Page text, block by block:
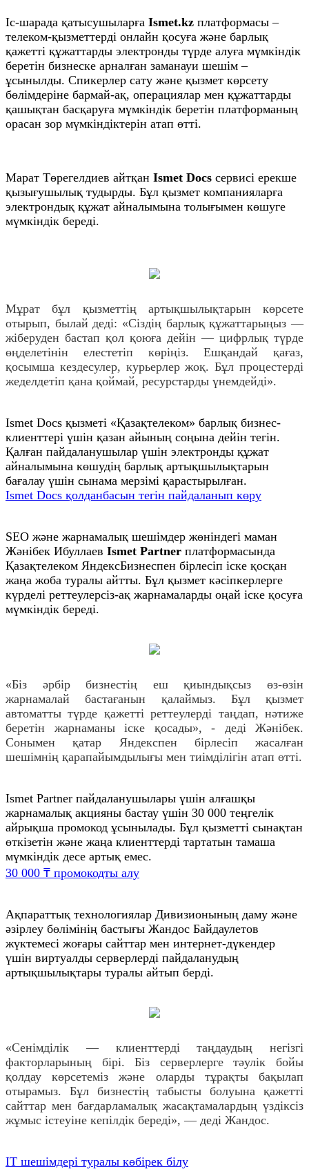
Іс-шарада қатысушыларға Ismet.kz платформасы –
телеком-қызметтерді онлайн қосуға және барлық
қажетті құжаттарды электронды түрде алуға мүмкіндік
беретін бизнеске арналған заманауи шешім –
ұсынылды. Спикерлер сату және қызмет көрсету
бөлімдеріне бармай-ақ, операциялар мен құжаттарды
қашықтан басқаруға мүмкіндік беретін платформаның
орасан зор мүмкіндіктерін атап өтті.
Марат Төрегелдиев айтқан Ismet Docs сервисі ерекше
қызығушылық тудырды. Бұл қызмет компанияларға
электрондық құжат айналымына толығымен көшуге
мүмкіндік береді.
Мұрат бұл қызметтің артықшылықтарын көрсете
отырып, былай деді: «Сіздің барлық құжаттарыңыз —
жіберуден бастап қол қоюға дейін — цифрлық түрде
өңделетінін елестетіп көріңіз. Ешқандай қағаз,
қосымша кездесулер, курьерлер жоқ. Бұл процестерді
жеделдетіп қана қоймай, ресурстарды үнемдейді».
Ismet Docs қызметі «Қазақтелеком» барлық бизнес-
клиенттері үшін қазан айының соңына дейін тегін.
Қалған пайдаланушылар үшін электронды құжат
айналымына көшудің барлық артықшылықтарын
бағалау үшін сынама мерзімі қарастырылған.
Ismet Docs қолданбасын тегін пайдаланып көру
SEO және жарнамалық шешімдер жөніндегі маман
Жәнібек Ибуллаев Ismet Partner платформасында
Қазақтелеком ЯндексБизнеспен бірлесіп іске қосқан
жаңа жоба туралы айтты. Бұл қызмет кәсіпкерлерге
күрделі реттеулерсіз-ақ жарнамаларды оңай іске қосуға
мүмкіндік береді.
«Біз әрбір бизнестің еш қиындықсыз өз-өзін
жарнамалай бастағанын қалаймыз. Бұл қызмет
автоматты түрде қажетті реттеулерді таңдап, нәтиже
беретін жарнаманы іске қосады», - деді Жәнібек.
Сонымен қатар Яндекспен бірлесіп жасалған
шешімнің қарапайымдылығы мен тиімділігін атап өтті.
Ismet Partner пайдаланушылары үшін алғашқы
жарнамалық акцияны бастау үшін 30 000 теңгелік
айрықша промокод ұсынылады. Бұл қызметті сынақтан
өткізетін және жаңа клиенттерді тартатын тамаша
мүмкіндік десе артық емес.
30 000 ₸ промокодты алу
Ақпараттық технологиялар Дивизионының даму және
әзірлеу бөлімінің бастығы Жандос Байдаулетов
жүктемесі жоғары сайттар мен интернет-дүкендер
үшін виртуалды серверлерді пайдаланудың
артықшылықтары туралы айтып берді.
«Сенімділік — клиенттерді таңдаудың негізгі
факторларының бірі. Біз серверлерге тәулік бойы
қолдау көрсетеміз және оларды тұрақты бақылап
отырамыз. Бұл бизнестің табысты болуына қажетті
сайттар мен бағдарламалық жасақтамалардың үздіксіз
жұмыс істеуіне кепілдік береді», — деді Жандос.
IT шешімдері туралы көбірек білу